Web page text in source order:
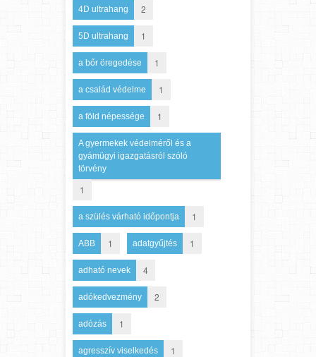
4D ultrahang 2
5D ultrahang 1
a bőr öregedése 1
a család védelme 1
a föld népessége 1
A gyermekek védelméről és a
gyámügyi igazgatásról szóló
törvény
1
a szülés várható időpontja 1
ABB 1 adatgyűjtés 1
adható nevek 4
adókedvezmény 2
adózás 1
agresszív viselkedés 1